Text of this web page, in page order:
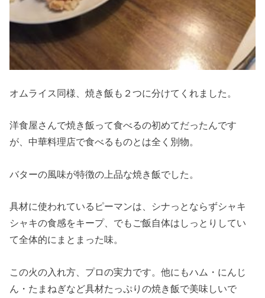
オムライス同様、焼き飯も２つに分けてくれました。
洋食屋さんで焼き飯って食べるの初めてだったんです
が、中華料理店で食べるものとは全く別物。
バターの風味が特徴の上品な焼き飯でした。
具材に使われているピーマンは、シナっとならずシャキ
シャキの食感をキープ、でもご飯自体はしっとりしてい
て全体的にまとまった味。
この火の入れ方、プロの実力です。他にもハム・にんじ
ん・たまねぎなど具材たっぷりの焼き飯で美味しいで